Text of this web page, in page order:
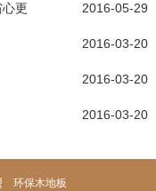
更 2016-05-29
2016-03-20
2016-03-20
2016-03-20
环保木地板